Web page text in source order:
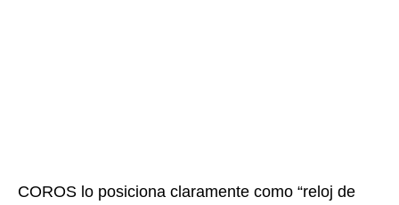
COROS lo posiciona claramente como “reloj de